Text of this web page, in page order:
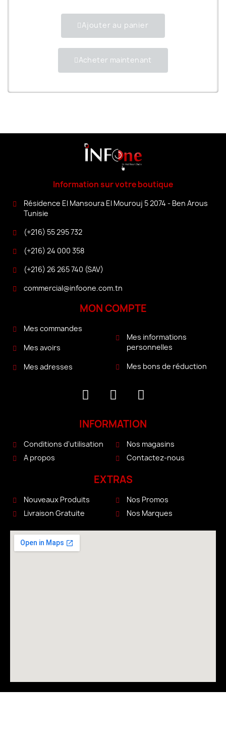
Ajouter au panier
Acheter maintenant
Information sur votre boutique
Résidence El Mansoura El Mourouj 5 2074 - Ben Arous
Tunisie
(+216) 55 295 732
(+216) 24 000 358
(+216) 26 265 740 (SAV)
commercial@infoone.com.tn
MON COMPTE
Mes commandes
Mes avoirs
Mes adresses
Mes informations
personnelles
Mes bons de réduction
INFORMATION
Conditions d'utilisation
A propos
Nos magasins
Contactez-nous
EXTRAS
Nouveaux Produits
Livraison Gratuite
Nos Promos
Nos Marques